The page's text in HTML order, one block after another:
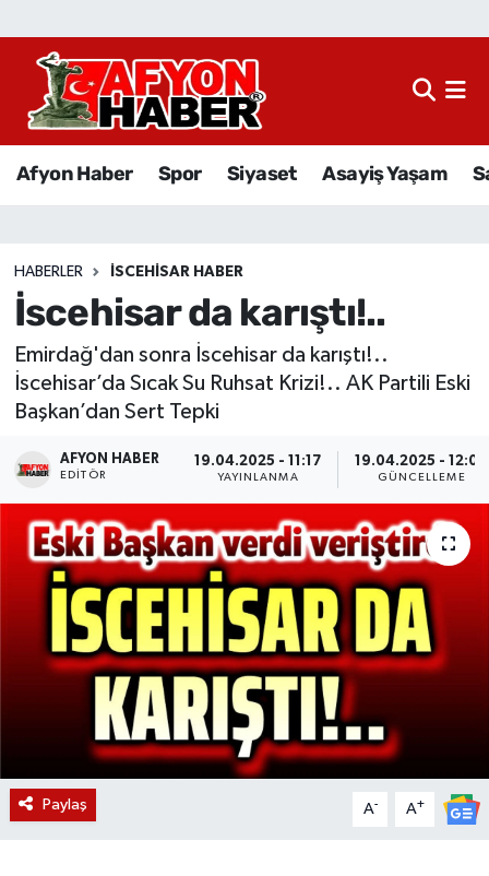
Afyon Haber Spor Siyaset Asayiş Yaşam
HABERLER İSCEHISAR HABER
İscehisar da karıştı!..
Emirdağ'dan sonra İscehisar da karıştı!..
İscehisar’da Sıcak Su Ruhsat Krizi!.. AK Partili Eski
Başkan’dan Sert Tepki
AFYON HABER
EDITÖR
19.04.2025 - 11:17
YAYINLANMA
19.04.2025 - 12:09
GÜNCELLEME
Paylaş A- A+
Afyon Haber
Sağlık
Eğitim
Sivil Toplum
Ekonomi
Magazin
Etkinlikler